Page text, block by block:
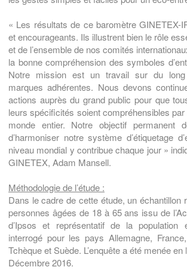
« Les résultats de ce baromètre GINETEX-
et encourageants. Ils illustrent bien le rôle
et de l’ensemble de nos comités
la bonne compréhension des symboles
Notre mission est un travail sur du
marques adhérentes. Nous devons
actions auprès du grand public pour que
leurs spécificités soient compréhensibles
monde entier. Notre objectif permanent
d’harmoniser notre système d’étiquetage
niveau mondial y contribue chaque jour »
GINETEX, Adam Mansell.
Méthodologie de l’étude :
Dans le cadre de cette étude, un échantillon
personnes âgées de 18 à 65 ans issu de
d’Ipsos et représentatif de la population
interrogé pour les pays Allemagne,
Tchèque et Suède. L’enquête a été menée en
Décembre 2016.